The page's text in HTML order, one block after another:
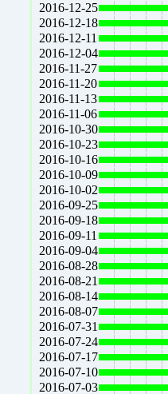
2016-12-25
2016-12-18
2016-12-11
2016-12-04
2016-11-27
2016-11-20
2016-11-13
2016-11-06
2016-10-30
2016-10-23
2016-10-16
2016-10-09
2016-10-02
2016-09-25
2016-09-18
2016-09-11
2016-09-04
2016-08-28
2016-08-21
2016-08-14
2016-08-07
2016-07-31
2016-07-24
2016-07-17
2016-07-10
2016-07-03